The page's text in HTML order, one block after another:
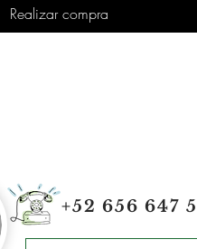
Realizar compra
+52 656 647